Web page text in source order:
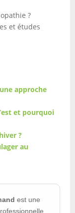
?
et études
approche
et pourquoi
?
au
est une